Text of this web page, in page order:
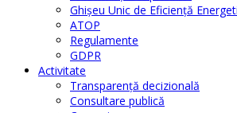
Ghişeu Unic de Eficienţă
ATOP
Regulamente
GDPR
Activitate
Transparenţă decizională
Consultare publică